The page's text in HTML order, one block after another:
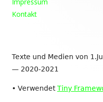
Inhalt
Kontakt
Texte und Medien von
— 2020-2021
• VerwendetTiny